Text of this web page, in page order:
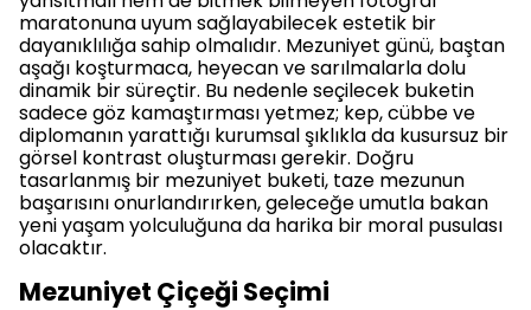
maratonuna uyum sağlayabilecek estetik bir
dayanıklılığa sahip olmalıdır. Mezuniyet günü, baştan
aşağı koşturmaca, heyecan ve sarılmalarla dolu
dinamik bir süreçtir. Bu nedenle seçilecek buketin
sadece göz kamaştırması yetmez; kep, cübbe ve
diplomanın yarattığı kurumsal şıklıkla da kusursuz bir
görsel kontrast oluşturması gerekir. Doğru
tasarlanmış bir mezuniyet buketi, taze mezunun
başarısını onurlandırırken, geleceğe umutla bakan
yeni yaşam yolculuğuna da harika bir moral pusulası
olacaktır.
Mezuniyet Çiçeği Seçimi